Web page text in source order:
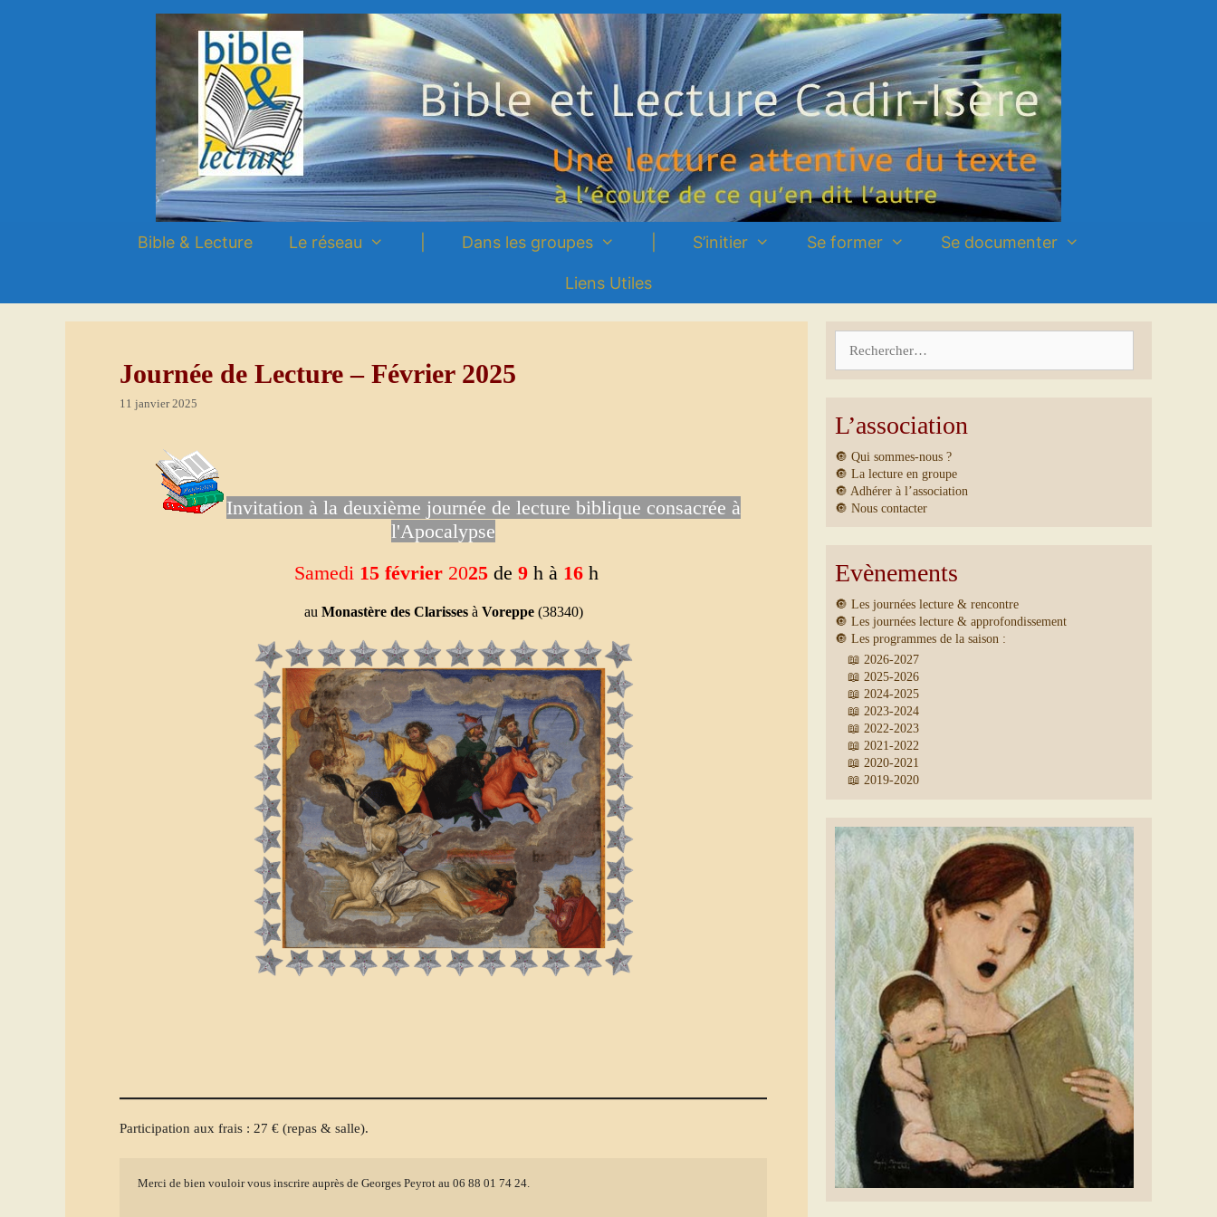
Bible & Lecture Le réseau Dans les groupes S’initier Se former Se documenter
Liens Utiles
Journée de Lecture – Février 2025
11 janvier 2025
Invitation à la deuxième journée de lecture biblique consacrée à
l'Apocalypse
Samedi15 février2025 de 9 h à 16 h
au Monastère des Clarissesà Voreppe(38340)
Participation aux frais : 27 € (repas & salle).
Merci de bien vouloir vous inscrire auprès de Georges Peyrot au 06 88 01 74 24.
L’association
🔘 Qui sommes-nous ?
🔘 La lecture en groupe
🔘 Adhérer à l’association
🔘 Nous contacter
Evènements
🔘 Les journées lecture & rencontre
🔘 Les journées lecture & approfondissement
🔘 Les programmes de la saison :
📖 2026-2027
📖 2025-2026
📖 2024-2025
📖 2023-2024
📖 2022-2023
📖 2021-2022
📖 2020-2021
📖 2019-2020